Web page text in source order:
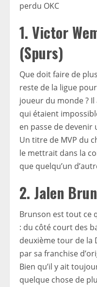
perdu OKC
1. Victor
(Spurs)
Que doit faire de
reste de la ligue
joueur du monde ? Il
qui étaient
en passe de devenir
Un titre de MVP du
le mettrait dans la
que quelqu’un
2. Jalen
Brunson est tout ce
: du côté court des
deuxième tour de la
par sa franchise
Bien qu’il y ait
quelque chose de